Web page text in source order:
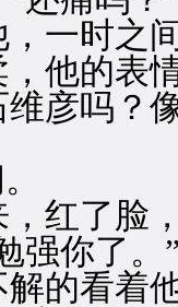
时之间
，他的
彦吗？
了脸，
你了。
的看着